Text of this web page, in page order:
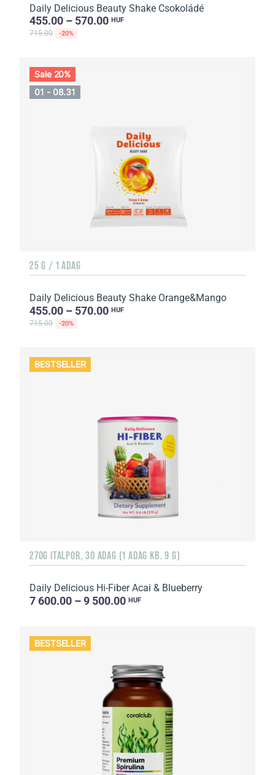
Daily Delicious Beauty Shake Csokoládé
455.00 – 570.00 HUF
715.00 -20%
Sale 20%
01 - 08.31
25 G / 1 ADAG
Daily Delicious Beauty Shake Orange&Mango
455.00 – 570.00 HUF
715.00 -20%
BESTSELLER
270G ITALPOR, 30 ADAG (1 ADAG KB. 9 G)
Daily Delicious Hi-Fiber Acai & Blueberry
7 600.00 – 9 500.00 HUF
BESTSELLER